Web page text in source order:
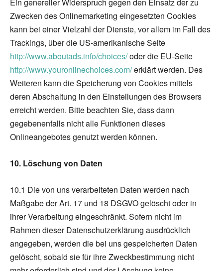
Zwecken des Onlinemarketing eingesetzten Cookies
kann bei einer Vielzahl der Dienste, vor allem im Fall des
Trackings, über die US-amerikanische Seite
http://www.aboutads.info/choices/oder die EU-Seite
http://www.youronlinechoices.com/erklärt werden. Des
Weiteren kann die Speicherung von Cookies mittels
deren Abschaltung in den Einstellungen des Browsers
erreicht werden. Bitte beachten Sie, dass dann
gegebenenfalls nicht alle Funktionen dieses
Onlineangebotes genutzt werden können.
10. Löschung von Daten
10.1 Die von uns verarbeiteten Daten werden nach
Maßgabe der Art. 17 und 18 DSGVO gelöscht oder in
ihrer Verarbeitung eingeschränkt. Sofern nicht im
Rahmen dieser Datenschutzerklärung ausdrücklich
angegeben, werden die bei uns gespeicherten Daten
gelöscht, sobald sie für ihre Zweckbestimmung nicht